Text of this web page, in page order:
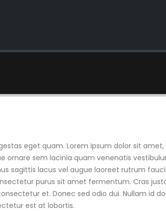
eget quam. Lorem ipsum dolor sit
ornare sem lacinia quam venenatis
sagittis lacus vel augue laoreet rutrum
purus sit amet fermentum. Cras
et. Donec sed odio dui. Nullam id
est at lobortis.